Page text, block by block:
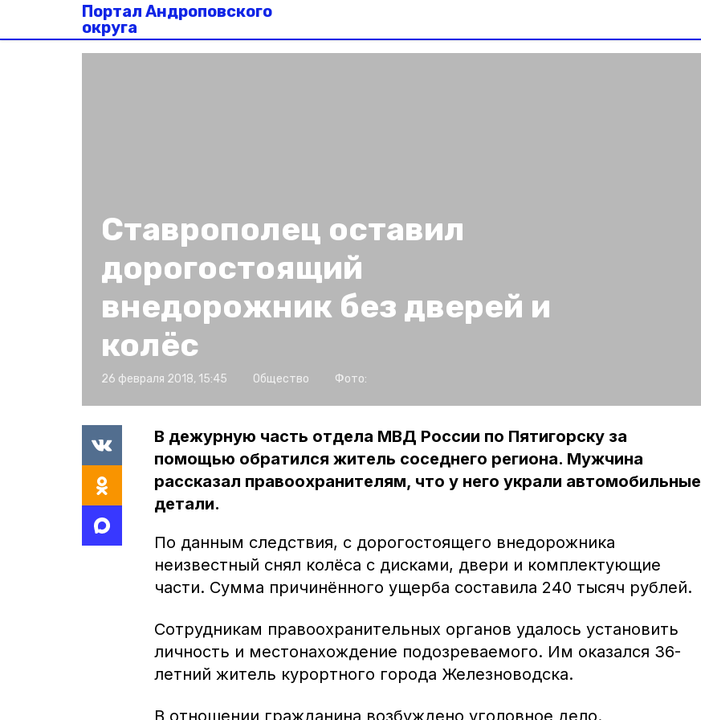
Портал Андроповского
округа
Ставрополец оставил
дорогостоящий
внедорожник без дверей и
колёс
26 февраля 2018, 15:45 Общество Фото:
В дежурную часть отдела МВД России по Пятигорску за
помощью обратился житель соседнего региона. Мужчина
рассказал правоохранителям, что у него украли автомобильные
детали.
По данным следствия, с дорогостоящего внедорожника
неизвестный снял колёса с дисками, двери и комплектующие
части. Сумма причинённого ущерба составила 240 тысяч рублей.
Сотрудникам правоохранительных органов удалось установить
личность и местонахождение подозреваемого. Им оказался 36-
летний житель курортного города Железноводска.
В отношении гражданина возбуждено уголовное дело.